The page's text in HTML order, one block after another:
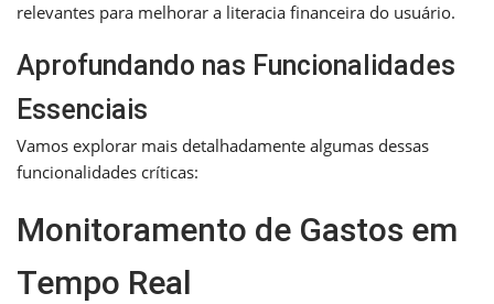
relevantes para melhorar a literacia financeira do usuário.
Aprofundando nas Funcionalidades
Essenciais
Vamos explorar mais detalhadamente algumas dessas
funcionalidades críticas:
Monitoramento de Gastos em
Tempo Real